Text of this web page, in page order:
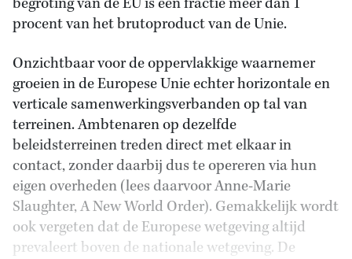
procent van het brutoproduct van de Unie.
Onzichtbaar voor de oppervlakkige waarnemer
groeien in de Europese Unie echter horizontale en
verticale samenwerkingsverbanden op tal van
terreinen. Ambtenaren op dezelfde
beleidsterreinen treden direct met elkaar in
contact, zonder daarbij dus te opereren via hun
eigen overheden (lees daarvoor Anne-Marie
Slaughter, A New World Order). Gemakkelijk wordt
ook vergeten dat de Europese wetgeving altijd
prevaleert boven de nationale wetgeving. De